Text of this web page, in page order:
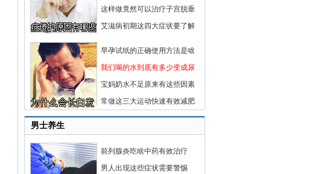
这样做竟然可以治疗子宫脱垂
艾滋病初期这四大症状要了解
早孕试纸的正确使用方法是啥
我们喝的水到底有多少变成尿
宝妈奶水不足原来有这些因素
常做这三大运动快速有效减肥
男士养生
前列腺炎吃啥中药有效治疗
男人出现这些症状需要警惕